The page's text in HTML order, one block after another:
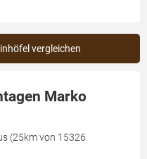
vergleichen
Marko
(25km von 15326